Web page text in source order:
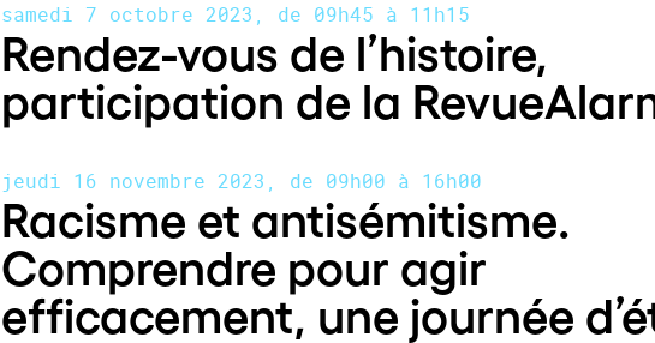
samedi 7 octobre 2023, de 09h45 à 11h15
Rendez-vous de l’histoire,
participation de la
jeudi 16 novembre 2023, de 09h00 à 16h00
Racisme et antisémitisme.
Comprendre pour agir
efficacement, une journée